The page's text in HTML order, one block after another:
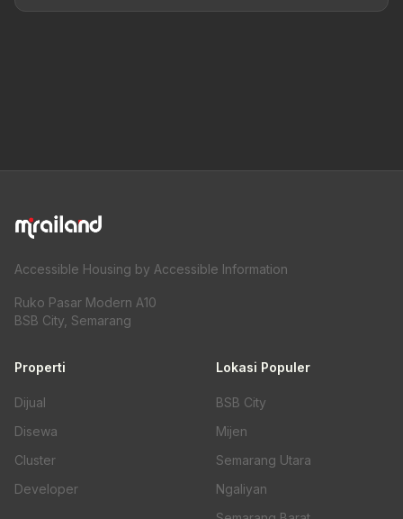
Accessible Housing by Accessible Information
Ruko Pasar Modern A10
BSB City, Semarang
Properti
Dijual
Disewa
Cluster
Developer
Lokasi Populer
BSB City
Mijen
Semarang Utara
Ngaliyan